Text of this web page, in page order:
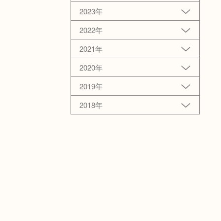
2023年
2022年
2021年
2020年
2019年
2018年